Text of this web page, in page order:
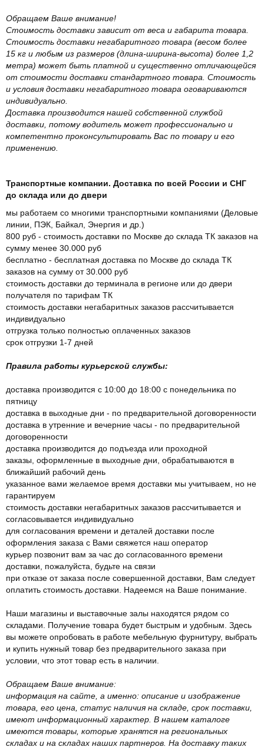
Обращаем Ваше внимание!
Стоимость доставки зависит от веса и габарита товара.
Стоимость доставки негабаритного товара (весом более
15 кг и любым из размеров (длина-ширина-высота) более 1,2
метра) может быть платной и существенно отличающейся
от стоимости доставки стандартного товара. Стоимость
и условия доставки негабаритного товара оговариваются
индивидуально.
Доставка производится нашей собственной службой
доставки, потому водитель может профессионально и
компетентно проконсультировать Вас по товару и его
применению.
Транспортные компании. Доставка по всей России и СНГ
до склада или до двери
мы работаем со многими транспортными компаниями (Деловые
линии, ПЭК, Байкал, Энергия и др.)
800 руб - стоимость доставки по Москве до склада ТК заказов на
сумму менее 30.000 руб
бесплатно - бесплатная доставка по Москве до склада ТК
заказов на сумму от 30.000 руб
стоимость доставки до терминала в регионе или до двери
получателя по тарифам ТК
стоимость доставки негабаритных заказов рассчитывается
индивидуально
отгрузка только полностью оплаченных заказов
срок отгрузки 1-7 дней
Правила работы курьерской службы:
доставка производится с 10:00 до 18:00 с понедельника по
пятницу
доставка в выходные дни - по предварительной договоренности
доставка в утренние и вечерние часы - по предварительной
договоренности
доставка производится до подъезда или проходной
заказы, оформленные в выходные дни, обрабатываются в
ближайший рабочий день
указанное вами желаемое время доставки мы учитываем, но не
гарантируем
стоимость доставки негабаритных заказов рассчитывается и
согласовывается индивидуально
для согласования времени и деталей доставки после
оформления заказа с Вами свяжется наш оператор
курьер позвонит вам за час до согласованного времени
доставки, пожалуйста, будьте на связи
при отказе от заказа после совершенной доставки, Вам следует
оплатить стоимость доставки. Надеемся на Ваше понимание.
Наши магазины и выставочные залы находятся рядом со
складами. Получение товара будет быстрым и удобным. Здесь
вы можете опробовать в работе мебельную фурнитуру, выбрать
и купить нужный товар без предварительного заказа при
условии, что этот товар есть в наличии.
Обращаем Ваше внимание:
информация на сайте, а именно: описание и изображение
товара, его цена, статус наличия на складе, срок поставки,
имеют информационный характер. В нашем каталоге
имеются товары, которые хранятся на региональных
складах и на складах наших партнеров. На доставку таких